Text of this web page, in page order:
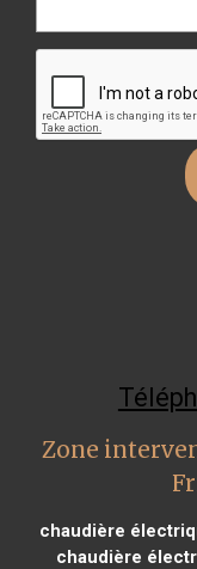
Zone
chaudière
chaudière